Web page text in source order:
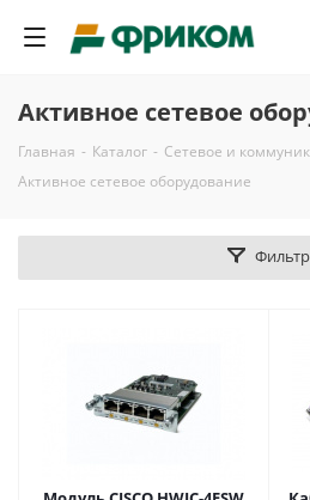
Активное сетевое
Главная - Каталог - Сетевое и
Активное сетевое оборудование
Фильтр